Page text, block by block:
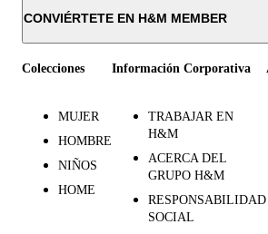
CONVIÉRTETE EN H&M MEMBER
Colecciones
MUJER
HOMBRE
NIÑOS
HOME
Información Corporativa
TRABAJAR EN
H&M
ACERCA DEL
GRUPO H&M
RESPONSABILIDAD
SOCIAL